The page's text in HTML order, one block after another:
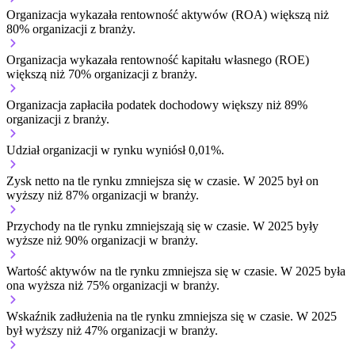
Organizacja wykazała rentowność aktywów (ROA) większą niż
80% organizacji z branży.
Organizacja wykazała rentowność kapitału własnego (ROE)
większą niż 70% organizacji z branży.
Organizacja zapłaciła podatek dochodowy większy niż 89%
organizacji z branży.
Udział organizacji w rynku wyniósł 0,01%.
Zysk netto na tle rynku zmniejsza się w czasie. W 2025 był on
wyższy niż 87% organizacji w branży.
Przychody na tle rynku zmniejszają się w czasie. W 2025 były
wyższe niż 90% organizacji w branży.
Wartość aktywów na tle rynku zmniejsza się w czasie. W 2025 była
ona wyższa niż 75% organizacji w branży.
Wskaźnik zadłużenia na tle rynku zmniejsza się w czasie. W 2025
był wyższy niż 47% organizacji w branży.